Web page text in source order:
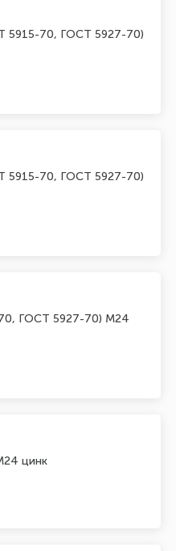
5915-70, ГОСТ 5927-70)
5915-70, ГОСТ 5927-70)
ГОСТ 5927-70) М24
цинк